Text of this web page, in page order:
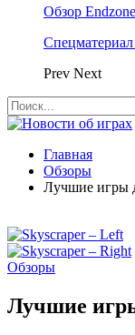
Обзор
Prev Next
Главная
Обзоры
Лучшие игры
Обзоры
Лучшие